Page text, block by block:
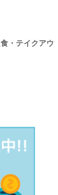
・テイクアウ